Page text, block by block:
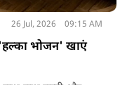
26 Jul, 2026 09:15 AM
भोजन' खाएं